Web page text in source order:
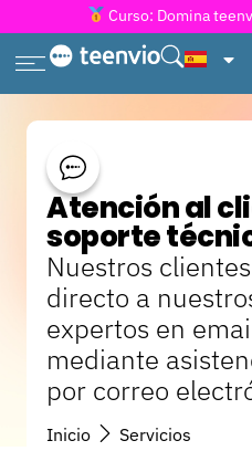
Curso: Domina
Atención al
soporte
Nuestros
directo a
expertos en
mediante
por correo
Inicio Servicios